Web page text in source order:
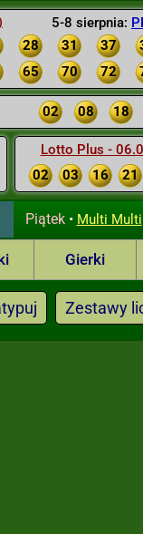
5-8 sierpnia:
28 31 37
65 70 72
02 08 18
Lotto Plus -
02
03 16 21
Piątek• Multi Multi
Gierki
Zestawy